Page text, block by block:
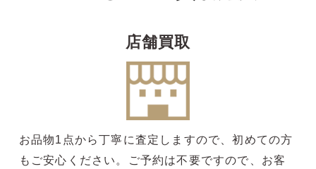
店舗買取
お品物1点から丁寧に査定しますので、初めての方
もご安心ください。ご予約は不要ですので、お客